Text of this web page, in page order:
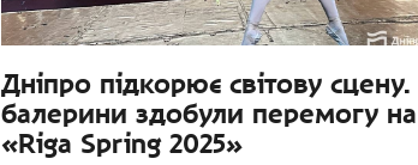
Дніпро підкорює світову
балерини здобули перемогу на
«Riga Spring 2025»